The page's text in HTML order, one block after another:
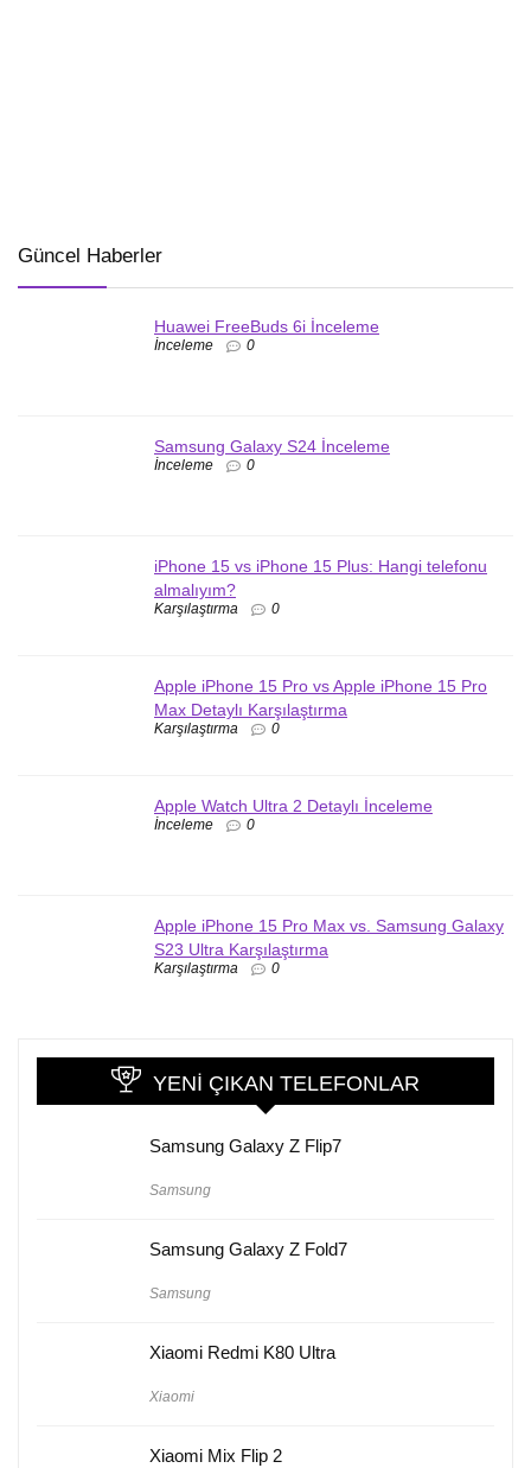
Güncel Haberler
Huawei FreeBuds 6i İnceleme
İnceleme 0
Samsung Galaxy S24 İnceleme
İnceleme 0
iPhone 15 vs iPhone 15 Plus: Hangi telefonu
almalıyım?
Karşılaştırma 0
Apple iPhone 15 Pro vs Apple iPhone 15 Pro
Max Detaylı Karşılaştırma
Karşılaştırma 0
Apple Watch Ultra 2 Detaylı İnceleme
İnceleme 0
Apple iPhone 15 Pro Max vs. Samsung Galaxy
S23 Ultra Karşılaştırma
Karşılaştırma 0
YENI ÇIKAN TELEFONLAR
Samsung Galaxy Z Flip7
Samsung
Samsung Galaxy Z Fold7
Samsung
Xiaomi Redmi K80 Ultra
Xiaomi
Xiaomi Mix Flip 2